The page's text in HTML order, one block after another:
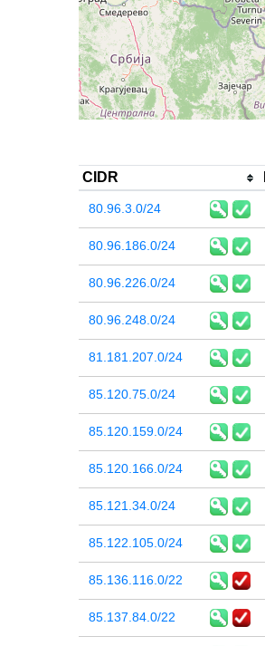
CIDR
80.96.3.0/24
80.96.186.0/24
80.96.226.0/24
80.96.248.0/24
81.181.207.0/24
85.120.75.0/24
85.120.159.0/24
85.120.166.0/24
85.121.34.0/24
85.122.105.0/24
85.136.116.0/22
85.137.84.0/22